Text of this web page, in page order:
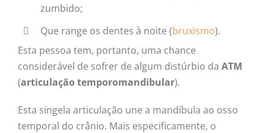
zumbido;
Que range os dentes à noite (bruxismo).
Esta pessoa tem, portanto, uma chance
considerável de sofrer de algum distúrbio da ATM
(articulação temporomandibular).
Esta singela articulação une a mandíbula ao osso
temporal do crânio. Mais especificamente, o